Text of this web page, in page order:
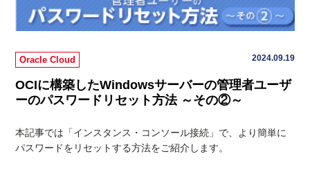
Oracle Cloud 2024.09.19
OCIに構築したWindowsサーバーの管理者ユーザ
ーのパスワードリセット方法 ～その②～
本記事では「インスタンス・コンソール接続」で、より簡単に
パスワードをリセットする方法をご紹介します。